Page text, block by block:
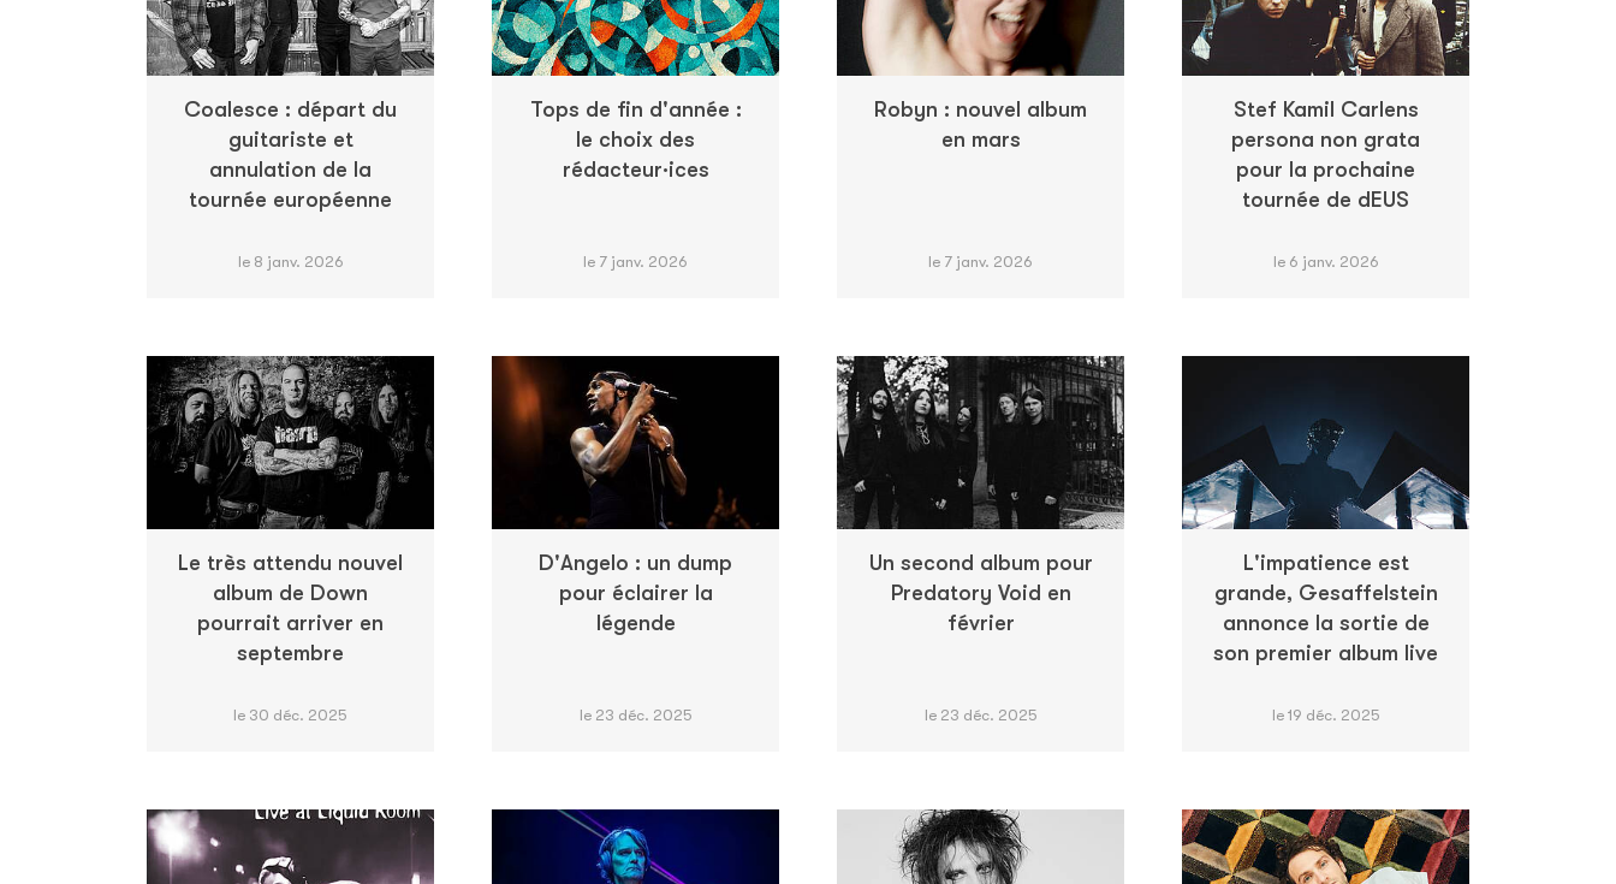
Coalesce : départ du
guitariste et
annulation de la
tournée européenne
le 8 janv. 2026
Tops de fin d'année :
le choix des
rédacteur·ices
le 7 janv. 2026
Robyn : nouvel album
en mars
le 7 janv. 2026
Stef Kamil Carlens
persona non grata
pour la prochaine
tournée de dEUS
le 6 janv. 2026
Le très attendu nouvel
album de Down
pourrait arriver en
septembre
le 30 déc. 2025
D'Angelo : un dump
pour éclairer la
légende
le 23 déc. 2025
Un second album pour
Predatory Void en
février
le 23 déc. 2025
L'impatience est
grande, Gesaffelstein
annonce la sortie de
son premier album live
le 19 déc. 2025